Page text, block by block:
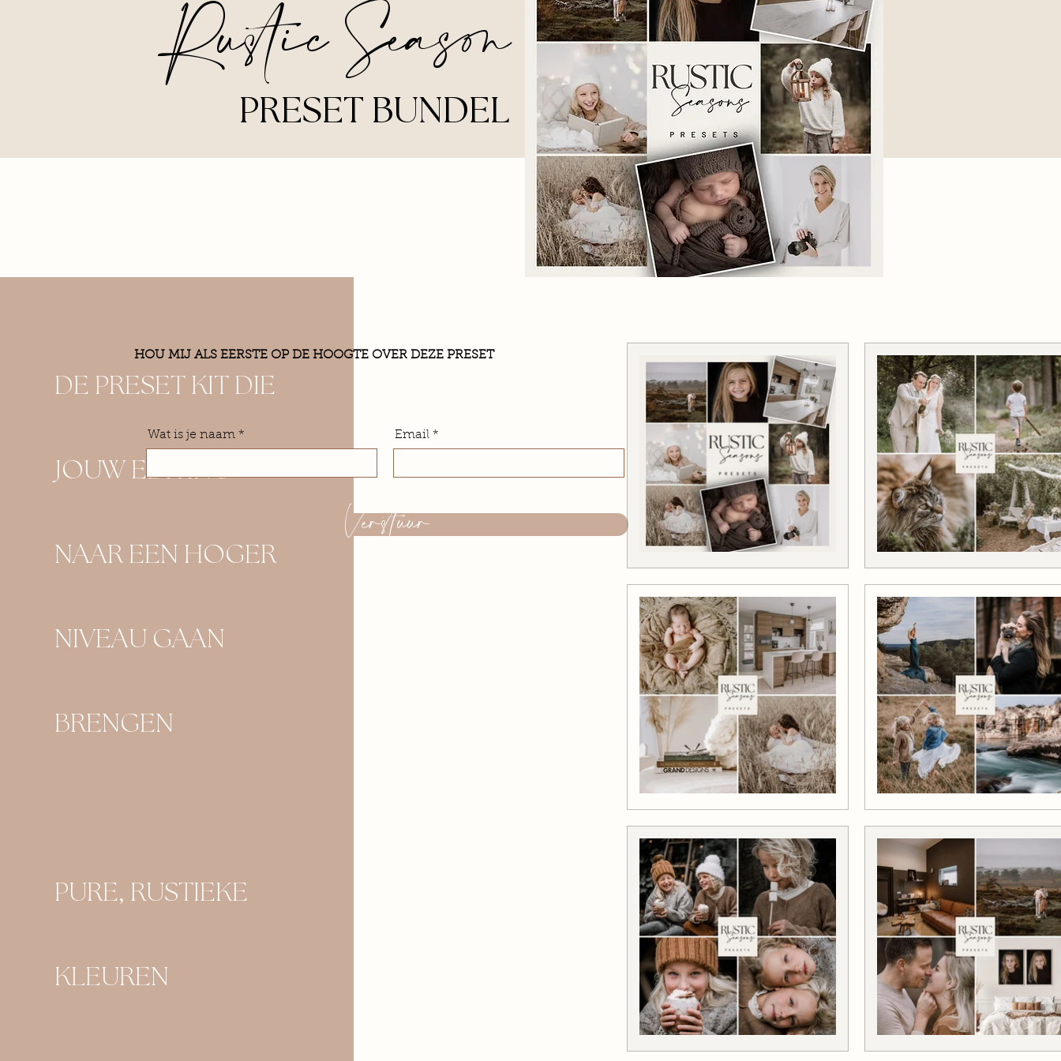
Rustic Season
PRESET BUNDEL
DE PRESET KIT DIE
JOUW EDITING
NAAR EEN HOGER
NIVEAU GAAN
BRENGEN
PURE, RUSTIEKE
KLEUREN
HOU MIJ ALS EERSTE OP DE HOOGTE OVER DEZE PRESET
Wat is je naam Email
Verstuur